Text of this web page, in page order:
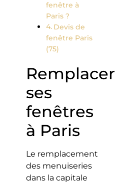
fenêtre à
Paris ?
Devis de
fenêtre Paris
(75)
Remplacer
ses
fenêtres
à Paris
Le remplacement
des menuiseries
dans la capitale